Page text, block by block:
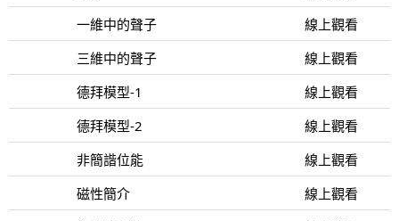
一維中的聲子
線上觀看
三維中的聲子
線上觀看
德拜模型-1
線上觀看
德拜模型-2
線上觀看
非簡諧位能
線上觀看
磁性簡介
線上觀看